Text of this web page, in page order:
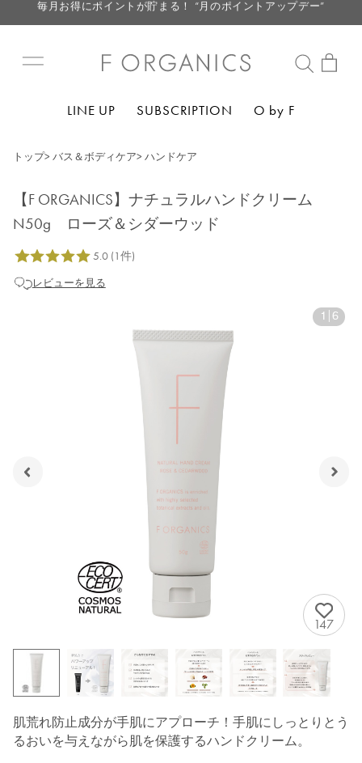
LINE お友達登録で500円クーポン プレゼント
【重要】お盆期間中のお問い合わせと商品配送に関しまして
LINE お友達登録で500円クーポン プレゼント
LINE UP SUBSCRIPTION O by F
トップ> バス＆ボディケア> ハンドケア
【F ORGANICS】ナチュラルハンドクリーム
N50g ローズ＆シダーウッド
レビューを見る
1 6
147
肌荒れ防止成分が手肌にアプローチ！手肌にしっとりとう
るおいを与えながら肌を保護するハンドクリーム。